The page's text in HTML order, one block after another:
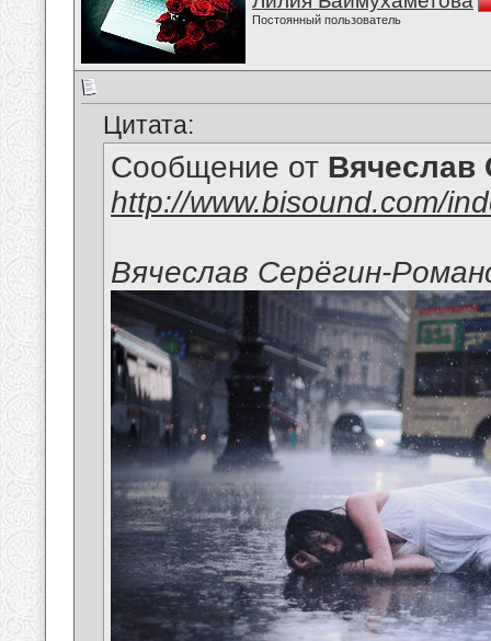
Постоянный пользователь
Цитата:
Сообщение от Вячеслав
http://www.bisound.com/
Вячеслав Серёгин-